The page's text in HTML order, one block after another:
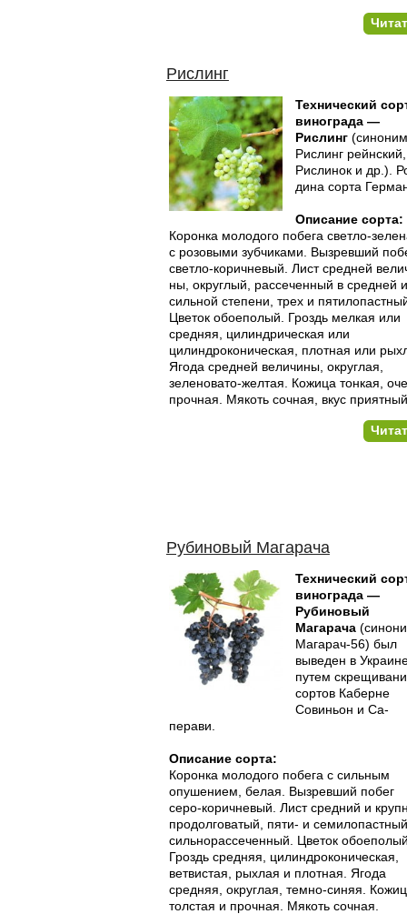
Рислинг
Технический
винограда —
Рислинг
Рислинг рейнский,
Рислинок и др.).
дина сорта
Описание сорта:
Коронка молодого побега светло-
с розовыми зубчика­ми. Вызревший
светло-коричневый. Лист средней
ны, округлый, рассеченный в средней и
сильной степени, трех и
Цветок обоеполый. Гроздь мелкая или
средняя, цилиндрическая или
цилиндроконическая, плотная или
Ягода средней величины, округлая,
зеленовато-желтая. Кожица тонкая,
прочная. Мякоть сочная, вкус
Рубиновый Магарача
Технический
винограда —
Рубиновый
Магарача
Магарач-56) был
выведен в
путем
сортов Каберне
Совиньон и Са­
перави.
Описание сорта:
Коронка молодого побега с сильным
опушением, белая. Выз­ревший побег
серо-коричневый. Лист средний и
продол­говатый, пяти- и
сильнорассеченный. Цветок
Гроздь средняя, цилиндроконическая,
ветвистая, рыхлая и плотная. Ягода
средняя, округлая, темно-синяя.
толстая и прочная. Мякоть сочная.